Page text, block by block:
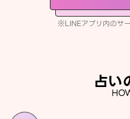
※LINEアプリ内のサ
占い